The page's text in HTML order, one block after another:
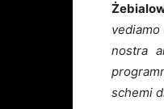
nostra
schemi